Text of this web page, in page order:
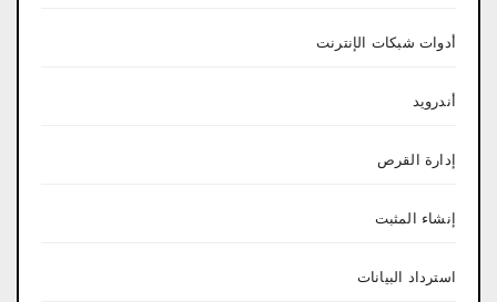
أدوات شبكات الإنترنت
أندرويد
إدارة القرص
إنشاء المثبت
استرداد البيانات